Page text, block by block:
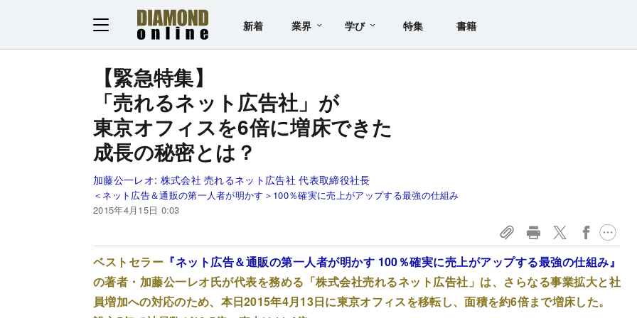
新着 業界 学び 特集 書籍
【緊急特集】
「売れるネット広告社」が
東京オフィスを6倍に増床できた
成長の秘密とは？
加藤公一レオ: 株式会社 売れるネット広告社 代表取締役社長
＜ネット広告＆通販の第一人者が明かす＞100％確実に売上がアップする最強の仕組み
2015年4月15日 0:03
ベストセラー 『ネット広告＆通販の第一人者が明かす 100％確実に売上がアップする最強の仕組み』
の著者・加藤公一レオ氏が代表を務める「株式会社売れるネット広告社」は、さらなる事業拡大と社
員増加への対応のため、本日2015年4月13日に東京オフィスを移転し、面積を約6倍まで増床した。